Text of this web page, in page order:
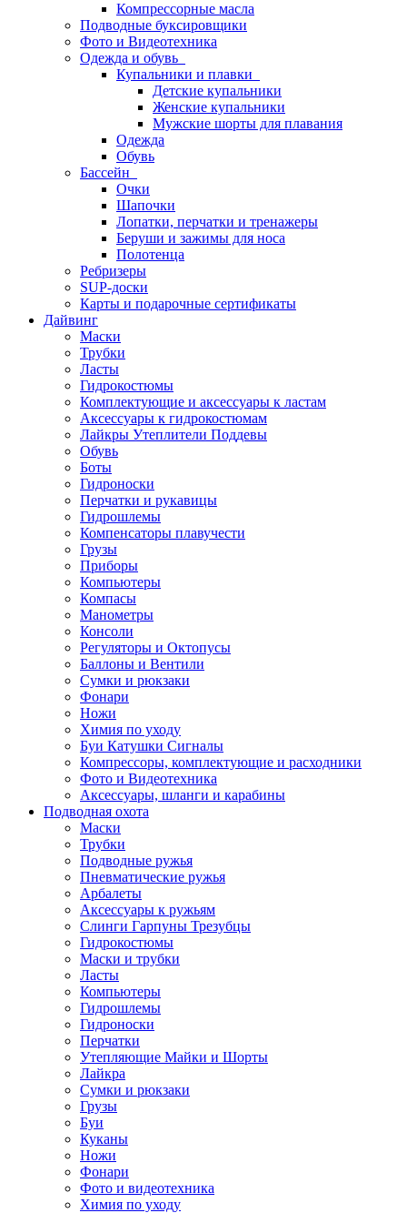
Компрессорные масла
Подводные буксировщики
Фото и Видеотехника
Одежда и обувь
Купальники и плавки
Детские купальники
Женские купальники
Мужские шорты для плавания
Одежда
Обувь
Бассейн
Очки
Шапочки
Лопатки, перчатки и тренажеры
Беруши и зажимы для носа
Полотенца
Ребризеры
SUP-доски
Карты и подарочные сертификаты
Дайвинг
Маски
Трубки
Ласты
Гидрокостюмы
Комплектующие и аксессуары к ластам
Аксессуары к гидрокостюмам
Лайкры Утеплители Поддевы
Обувь
Боты
Гидроноски
Перчатки и рукавицы
Гидрошлемы
Компенсаторы плавучести
Грузы
Приборы
Компьютеры
Компасы
Манометры
Консоли
Регуляторы и Октопусы
Баллоны и Вентили
Сумки и рюкзаки
Фонари
Ножи
Химия по уходу
Буи Катушки Сигналы
Компрессоры, комплектующие и расходники
Фото и Видеотехника
Аксессуары, шланги и карабины
Подводная охота
Маски
Трубки
Подводные ружья
Пневматические ружья
Арбалеты
Аксессуары к ружьям
Слинги Гарпуны Трезубцы
Гидрокостюмы
Маски и трубки
Ласты
Компьютеры
Гидрошлемы
Гидроноски
Перчатки
Утепляющие Майки и Шорты
Лайкра
Сумки и рюкзаки
Грузы
Буи
Куканы
Ножи
Фонари
Фото и видеотехника
Химия по уходу